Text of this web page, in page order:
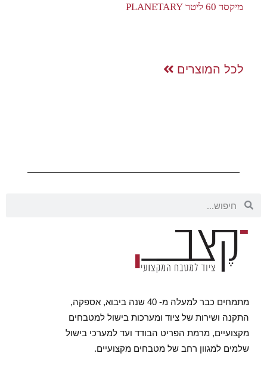
מיקסר 60 ליטר PLANETARY
לכל המוצרים
מתמחים כבר למעלה מ- 40 שנה ביבוא, אספקה,
התקנה ושירות של ציוד ומערכות בישול למטבחים
מקצועיים, מרמת הפריט הבודד ועד למערכי בישול
שלמים למגוון רחב של מטבחים מקצועיים.